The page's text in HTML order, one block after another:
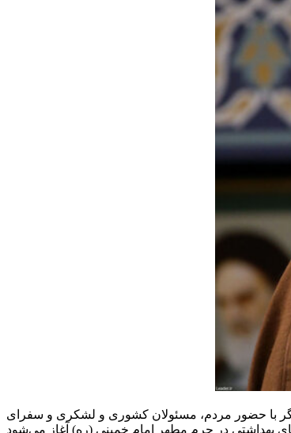
با حضور مردم، مسئولان کشوری و لشکری و سفرای